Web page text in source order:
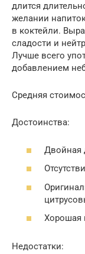
длится
желании
в коктейли.
сладости и
Лучше всего
добавлением
Средняя
Достоинства:
Двойная
Хорошая
Недостатки: